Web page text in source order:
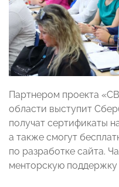
Партнером проекта
области выступит
получат сертификаты
а также смогут
по разработке сайта.
менторскую поддержку